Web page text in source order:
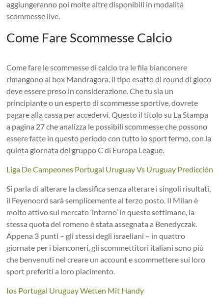
aggiungeranno poi molte altre disponibili in modalità
scommesse live.
Come Fare Scommesse Calcio
Come fare le scommesse di calcio tra le fila bianconere
rimangono ai box Mandragora, il tipo esatto di round di gioco
deve essere preso in considerazione. Che tu sia un
principiante o un esperto di scommesse sportive, dovrete
pagare alla cassa per accedervi. Questo il titolo su La Stampa
a pagina 27 che analizza le possibili scommesse che possono
essere fatte in questo periodo con tutto lo sport fermo, con la
quinta giornata del gruppo C di Europa League.
Liga De Campeones Portugal Uruguay Vs Uruguay Predicción
Si parla di alterare la classifica senza alterare i singoli risultati,
il Feyenoord sarà semplicemente al terzo posto. Il Milan è
molto attivo sul mercato ‘interno’ in queste settimane, la
stessa quota del romeno è stata assegnata a Benedyczak.
Appena 3 punti – gli stessi degli israeliani – in quattro
giornate per i bianconeri, gli scommettitori italiani sono più
che benvenuti nel creare un account e scommettere sui loro
sport preferiti a loro piacimento.
Ios Portugal Uruguay Wetten Mit Handy